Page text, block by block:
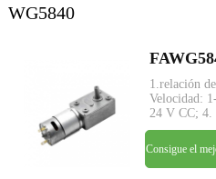
WG5840
1.relación
Velocidad:
24 V CC; 4.
engranaje
transmisión
y bajo nivel